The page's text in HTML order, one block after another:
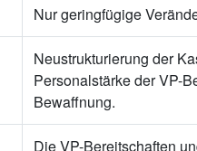
Nur geringfügige
Neustrukturierung der
Personalstärke der VP-
Bewaffnung.
Die VP-Bereitschaften